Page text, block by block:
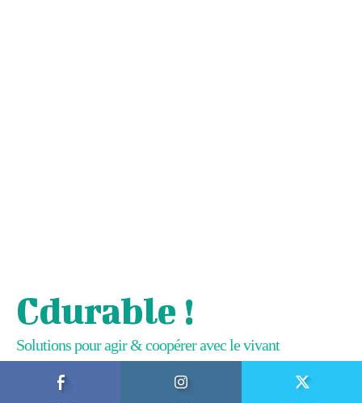
Cdurable !
Solutions pour agir & coopérer avec le vivant